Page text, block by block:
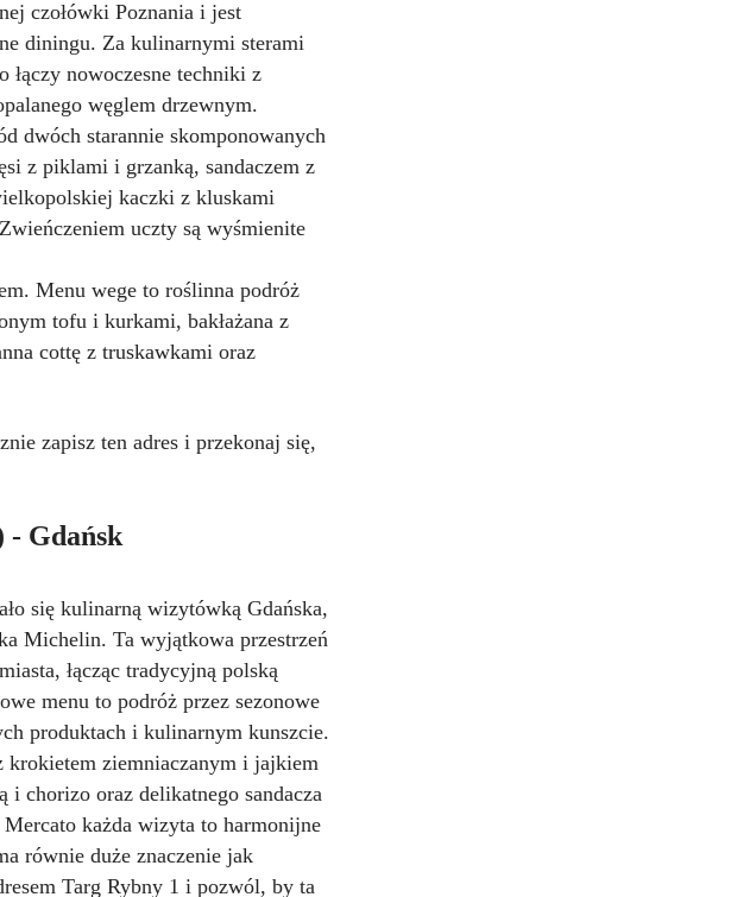
czołówki Poznania i jest
diningu. Za kulinarnymi sterami
nowoczesne techniki z
węglem drzewnym.
dwóch starannie skomponowanych
z piklami i grzanką, sandaczem z
kaczki z kluskami
uczty są wyśmienite
Menu wege to roślinna podróż
tofu i kurkami, bakłażana z
cottę z truskawkami oraz
zapisz ten adres i przekonaj się,
- Gdańsk
się kulinarną wizytówką Gdańska,
Michelin. Ta wyjątkowa przestrzeń
łącząc tradycyjną polską
menu to podróż przez sezonowe
produktach i kulinarnym kunszcie.
krokietem ziemniaczanym i jajkiem
chorizo oraz delikatnego sandacza
każda wizyta to harmonijne
równie duże znaczenie jak
Targ Rybny 1 i pozwól, by ta